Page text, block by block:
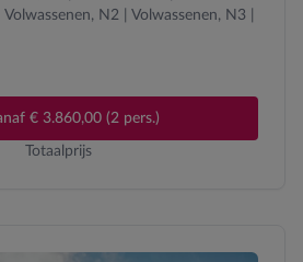
N2 | Volwassenen, N3 |
€ 3.860,00 (2 pers.)
Totaalprijs